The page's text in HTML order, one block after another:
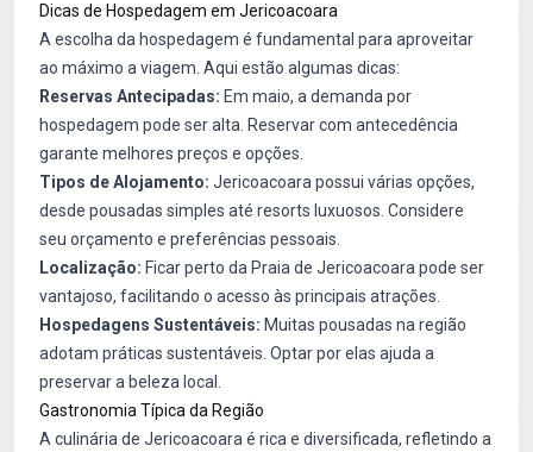
Dicas de Hospedagem em Jericoacoara
A escolha da hospedagem é fundamental para aproveitar
ao máximo a viagem. Aqui estão algumas dicas:
Reservas Antecipadas: Em maio, a demanda por
hospedagem pode ser alta. Reservar com antecedência
garante melhores preços e opções.
Tipos de Alojamento: Jericoacoara possui várias opções,
desde pousadas simples até resorts luxuosos. Considere
seu orçamento e preferências pessoais.
Localização: Ficar perto da Praia de Jericoacoara pode ser
vantajoso, facilitando o acesso às principais atrações.
Hospedagens Sustentáveis: Muitas pousadas na região
adotam práticas sustentáveis. Optar por elas ajuda a
preservar a beleza local.
Gastronomia Típica da Região
A culinária de Jericoacoara é rica e diversificada, refletindo a